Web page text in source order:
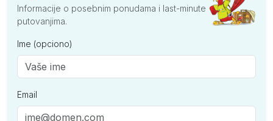
Informacije o posebnim ponudama i last-minute
putovanjima.
Ime (opciono)
Email